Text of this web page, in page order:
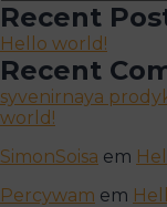
Recent
Hello world!
Recent
syvenirnaya
world!
SimonSoisa em
Percywam em